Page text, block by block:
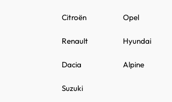
Citroën Opel
Renault Hyundai
Dacia Alpine
Suzuki